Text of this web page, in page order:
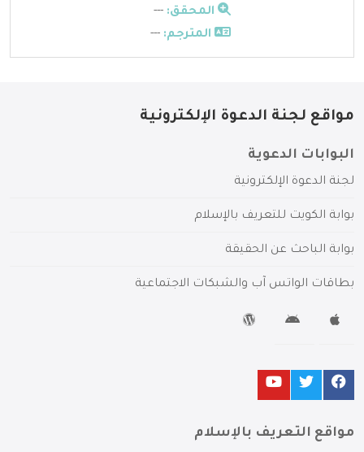
المحقق: ---
المترجم: ---
مواقع لجنة الدعوة الإلكترونية
البوابات الدعوية
لجنة الدعوة الإلكترونية
بوابة الكويت للتعريف بالإسلام
بوابة الباحث عن الحقيقة
بطاقات الواتس آب والشبكات الاجتماعية
مواقع التعريف بالإسلام